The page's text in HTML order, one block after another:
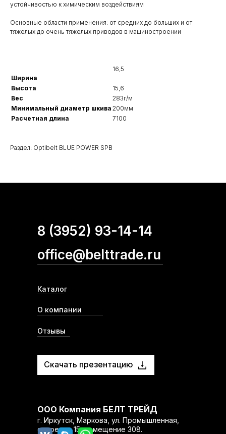
устойчивостью к химическим воздействиям
Основные области применения: от средних до больших и от
тяжелых до очень тяжелых приводов в машиностроении
Ширина
16,5
Высота
15,6
Вес
283г/м
Минимальный диаметр шкива 200мм
Расчетная длина
7100
Раздел: Optibelt BLUE POWER SPB
8 (3952) 93-14-14
office@belttrade.ru
г. Иркутск, Маркова, ул. Промышленная,
строение 15, помещение 308.
ООО Компания БЕЛТ ТРЕЙД
Каталог
О компании
Отзывы
Скачать презентацию